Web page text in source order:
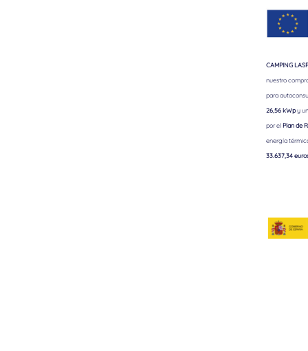
CAMPING
nuestro
para
26,56 kWpy
por elPlan de
energía
33.637,34